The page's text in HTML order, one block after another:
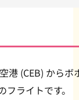
港 (CEB) から
ライトです。